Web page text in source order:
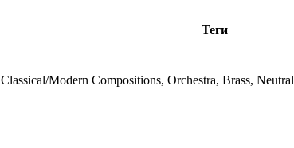
Теги
Classical/Modern Compositions, Orchestra, Brass, Neutral